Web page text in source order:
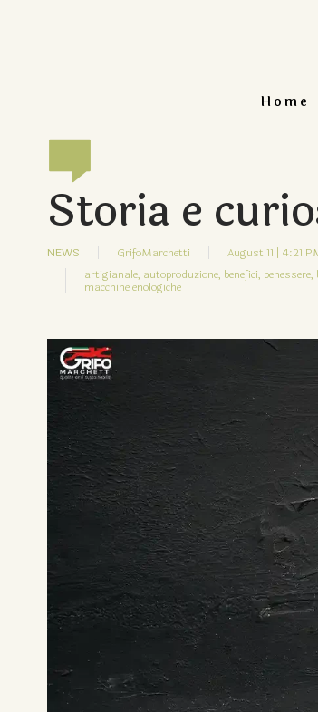
Home
Storia e
NEWS GrifoMarchetti
August 11 | 4:21
artigianale, autoproduzione, benefici, benessere,
macchine enologiche